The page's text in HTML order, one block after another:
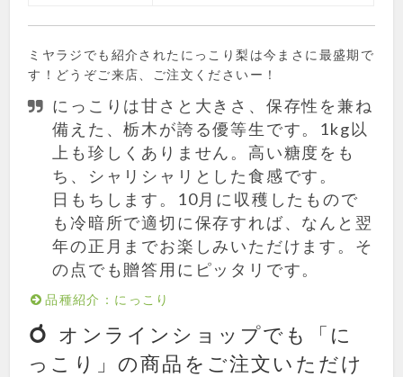
ミヤラジでも紹介されたにっこり梨は今まさに最盛期で
す！どうぞご来店、ご注文くださいー！
にっこりは甘さと大きさ、保存性を兼ね
備えた、栃木が誇る優等生です。1kg以
上も珍しくありません。高い糖度をも
ち、シャリシャリとした食感です。
日もちします。10月に収穫したもので
も冷暗所で適切に保存すれば、なんと翌
年の正月までお楽しみいただけます。そ
の点でも贈答用にピッタリです。
品種紹介：にっこり
オンラインショップでも「に
っこり」の商品をご注文いただけ